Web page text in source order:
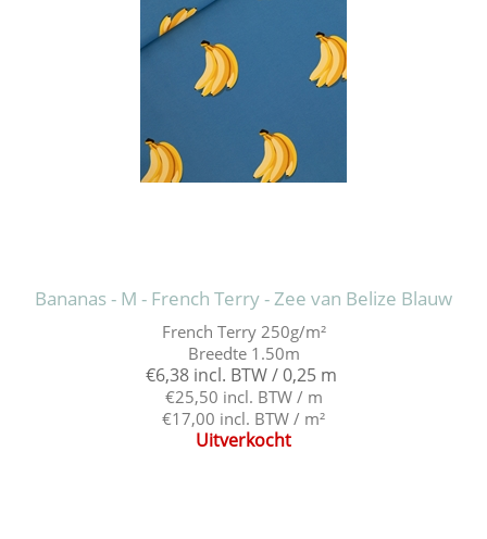
Bananas - M - French Terry - Zee van Belize Blauw
French Terry 250g/m²
Breedte 1.50m
€6,38 incl. BTW / 0,25 m
€25,50 incl. BTW / m
€17,00 incl. BTW / m²
Uitverkocht